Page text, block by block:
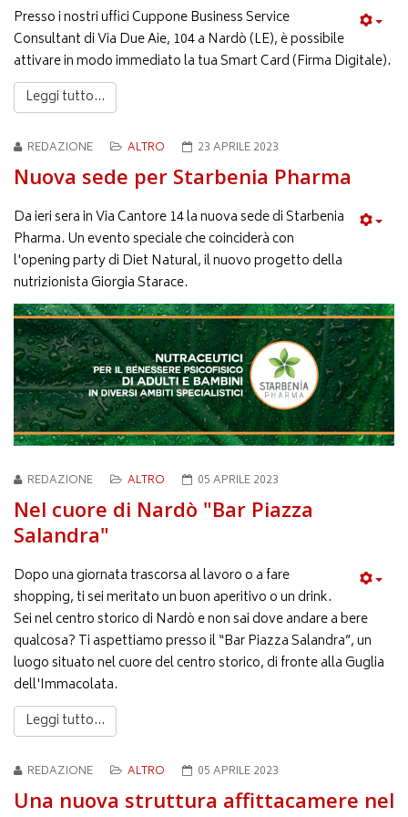
Presso i nostri uffici Cuppone Business Service
Consultant di Via Due Aie, 104 a Nardò (LE), è possibile
attivare in modo immediato la tua Smart Card (Firma Digitale).
Leggi tutto...
REDAZIONE ALTRO 23 APRILE 2023
Nuova sede per Starbenia Pharma
Da ieri sera in Via Cantore 14 la nuova sede di Starbenia
Pharma. Un evento speciale che coinciderà con
l'opening party di Diet Natural, il nuovo progetto della
nutrizionista Giorgia Starace.
REDAZIONE ALTRO 05 APRILE 2023
Nel cuore di Nardò "Bar Piazza
Salandra"
Dopo una giornata trascorsa al lavoro o a fare
shopping, ti sei meritato un buon aperitivo o un drink.
Sei nel centro storico di Nardò e non sai dove andare a bere
qualcosa? Ti aspettiamo presso il “Bar Piazza Salandra”, un
luogo situato nel cuore del centro storico, di fronte alla Guglia
dell'Immacolata.
Leggi tutto...
REDAZIONE ALTRO 05 APRILE 2023
Una nuova struttura affittacamere nel